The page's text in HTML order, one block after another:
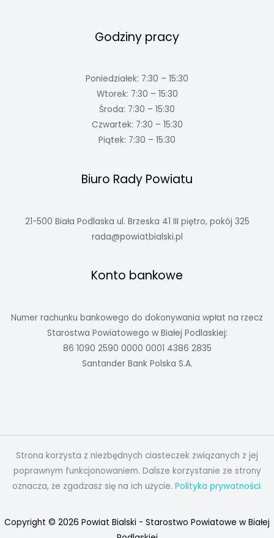
Godziny pracy
Poniedziałek: 7:30 – 15:30
Wtorek: 7:30 – 15:30
Środa: 7:30 – 15:30
Czwartek: 7:30 – 15:30
Piątek: 7:30 – 15:30
Biuro Rady Powiatu
21-500 Biała Podlaska ul. Brzeska 41 III piętro, pokój 325
rada@powiatbialski.pl
Konto bankowe
Numer rachunku bankowego do dokonywania wpłat na rzecz
Starostwa Powiatowego w Białej Podlaskiej:
86 1090 2590 0000 0001 4386 2835
Santander Bank Polska S.A.
Strona korzysta z niezbędnych ciasteczek związanych z jej
poprawnym funkcjonowaniem. Dalsze korzystanie ze strony
oznacza, że zgadzasz się na ich użycie. Polityka prywatności.
Copyright © 2026 Powiat Bialski - Starostwo Powiatowe w Białej